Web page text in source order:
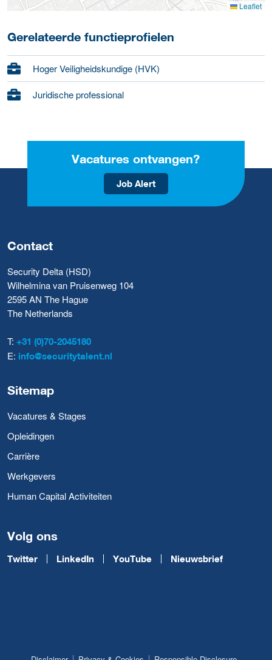
Leaflet
Gerelateerde functieprofielen
Hoger Veiligheidskundige (HVK)
Juridische professional
Vacatures ontvangen?
Job Alert
Contact
Security Delta (HSD)
Wilhelmina van Pruisenweg 104
2595 AN The Hague
The Netherlands
T: +31 (0)70-2045180
E: info@securitytalent.nl
Sitemap
Vacatures & Stages
Opleidingen
Carrière
Werkgevers
Human Capital Activiteiten
Volg ons
Twitter LinkedIn YouTube Nieuwsbrief